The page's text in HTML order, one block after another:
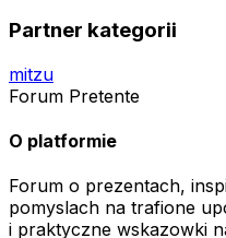
Partner kategorii
mitzu
Forum Pretente
O platformie
Forum o prezentach,
pomyslach na trafione
i praktyczne wskazowki